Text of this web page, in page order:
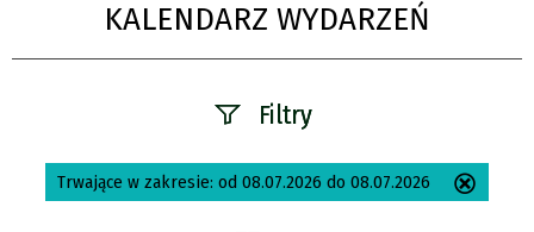
KALENDARZ WYDARZEŃ
Filtry
Szukana fraza
Trwające w zakresie: od 08.07.2026 do 08.07.2026